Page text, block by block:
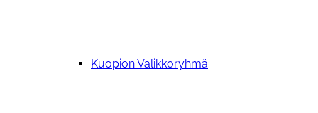
Kuopion Valikkoryhmä